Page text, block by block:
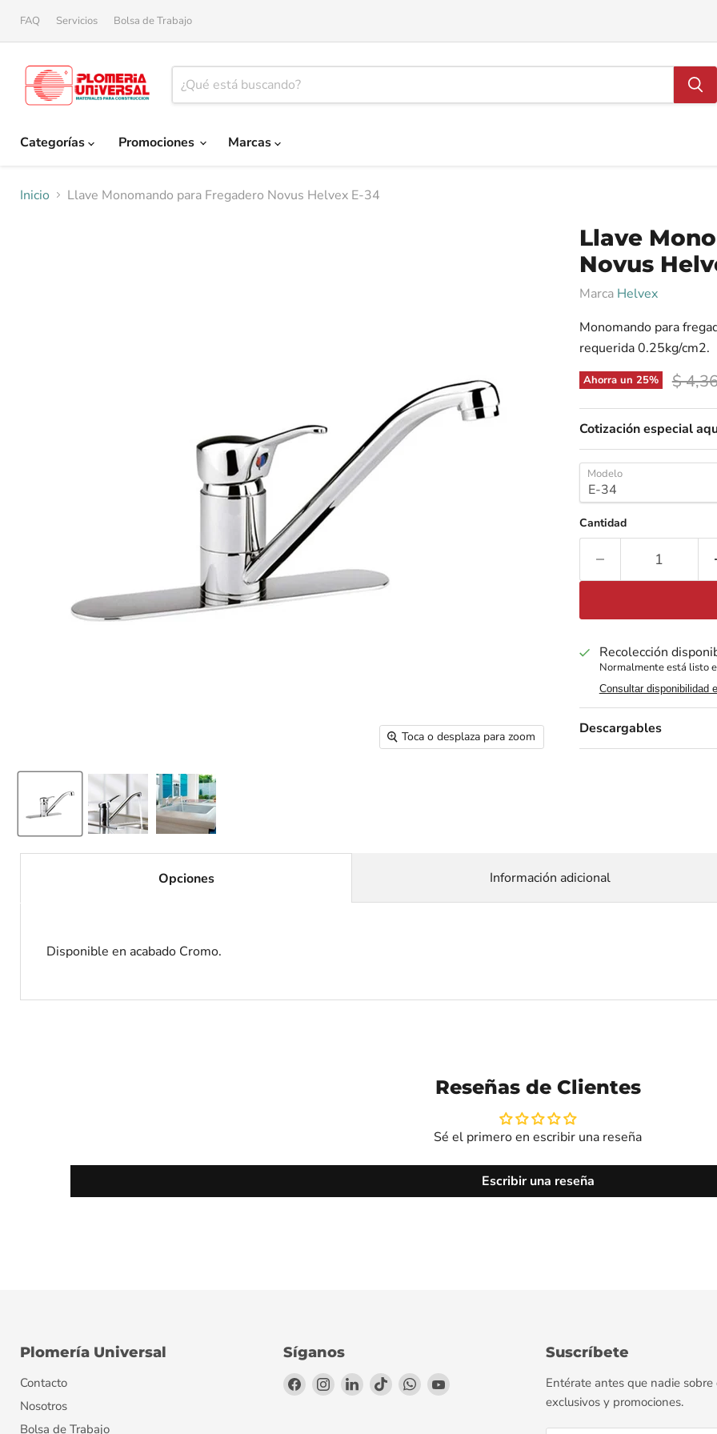
FAQ Servicios Bolsa de Trabajo
Categorías
Promociones Marcas
Inicio Llave Monomando para Fregadero Novus Helvex E-34
Toca o desplaza para zoom
Llave
Novus
Marca Helvex
Monomando para
requerida 0.25kg/cm2.
Ahorra un 25% $
Cotización especial
Modelo
Cantidad
Recolección
Normalmente está listo
Consultar disponibilidad
Descargables
Opciones
Disponible en acabado Cromo.
Información adicional
Reseñas de Clientes
Sé el primero en escribir una reseña
Escribir una reseña
Plomería Universal
Contacto
Nosotros
Bolsa de Trabajo
Síganos
Encuéntrenos
Encuéntrenos
Encuéntrenos
Encuéntrenos
Encuéntrenos
Encuéntrenos
Suscríbete
Entérate antes que nadie sobre
exclusivos y promociones.